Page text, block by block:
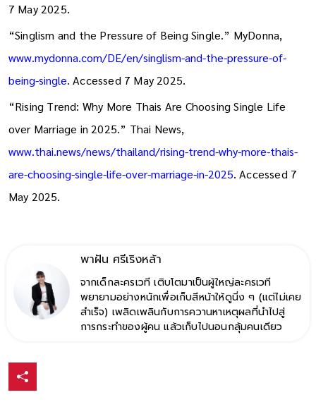
7 May 2025.
“Singlism and the Pressure of Being Single.” MyDonna,
www.mydonna.com/DE/en/singlism-and-the-pressure-of-
being-single. Accessed 7 May 2025.
“Rising Trend: Why More Thais Are Choosing Single Life
over Marriage in 2025.” Thai News,
www.thai.news/news/thailand/rising-trend-why-more-thais-
are-choosing-single-life-over-marriage-in-2025. Accessed 7
May 2025.
พาฝัน ศรีเริงหล้า
จากเด็กละครเวที เติบโตมาเป็นผู้ใหญ่ละครเวที
พยายามอย่างหนักเพื่อเก็บสีหน้าให้ดูนิ่ง ๆ (แต่ไม่เคย
สำเร็จ) เพลิดเพลินกับการควานหาเหตุผลที่นำไปสู่
การกระทำของผู้คน แล้วเก็บไปนอนกลุ้มคนเดียว